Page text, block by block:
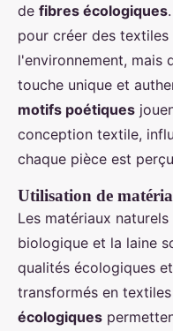
de fibres écologiques
pour créer des
l'environnement, mais
touche unique et
motifs poétiques
conception textile,
chaque pièce est
Utilisation de
Les matériaux
biologique et la laine
qualités écologiques
transformés en
écologiques